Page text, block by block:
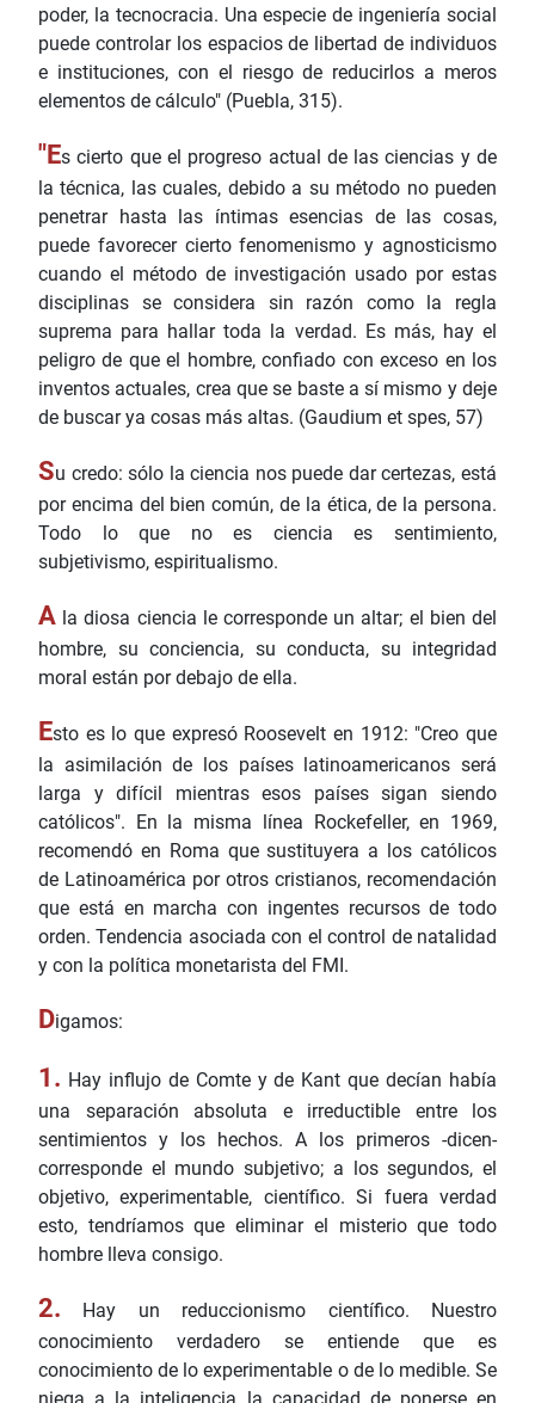
poder, la tecnocracia. Una especie de ingeniería social
puede controlar los espacios de libertad de individuos
e instituciones, con el riesgo de reducirlos a meros
elementos de cálculo" (Puebla, 315).
"Es cierto que el progreso actual de las ciencias y de
la técnica, las cuales, debido a su método no pueden
penetrar hasta las íntimas esencias de las cosas,
puede favorecer cierto fenomenismo y agnosticismo
cuando el método de investigación usado por estas
disciplinas se considera sin razón como la regla
suprema para hallar toda la verdad. Es más, hay el
peligro de que el hombre, confiado con exceso en los
inventos actuales, crea que se baste a sí mismo y deje
de buscar ya cosas más altas. (Gaudium et spes, 57)
Su credo: sólo la ciencia nos puede dar certezas, está
por encima del bien común, de la ética, de la persona.
Todo lo que no es ciencia es sentimiento,
subjetivismo, espiritualismo.
A la diosa ciencia le corresponde un altar; el bien del
hombre, su conciencia, su conducta, su integridad
moral están por debajo de ella.
Esto es lo que expresó Roosevelt en 1912: "Creo que
la asimilación de los países latinoamericanos será
larga y difícil mientras esos países sigan siendo
católicos". En la misma línea Rockefeller, en 1969,
recomendó en Roma que sustituyera a los católicos
de Latinoamérica por otros cristianos, recomendación
que está en marcha con ingentes recursos de todo
orden. Tendencia asociada con el control de natalidad
y con la política monetarista del FMI.
Digamos:
1. Hay influjo de Comte y de Kant que decían había
una separación absoluta e irreductible entre los
sentimientos y los hechos. A los primeros -dicen-
corresponde el mundo subjetivo; a los segundos, el
objetivo, experimentable, científico. Si fuera verdad
esto, tendríamos que eliminar el misterio que todo
hombre lleva consigo.
2. Hay un reduccionismo científico. Nuestro
conocimiento verdadero se entiende que es
conocimiento de lo experimentable o de lo medible. Se